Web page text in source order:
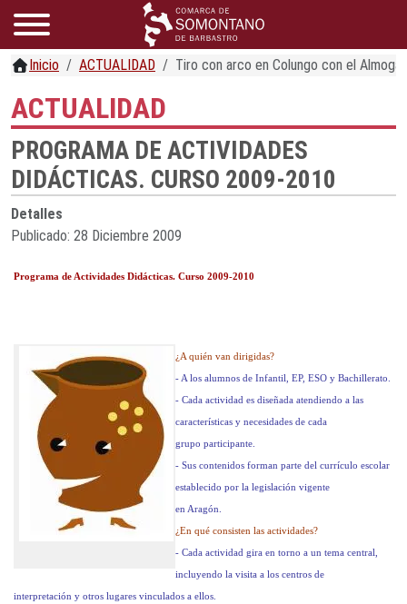
Inicio ACTUALIDAD Tiro con arco en Colungo con el
ACTUALIDAD
PROGRAMA DE ACTIVIDADES
DIDÁCTICAS. CURSO 2009-2010
Detalles
Publicado: 28 Diciembre 2009
Programa de Actividades Didácticas. Curso 2009-2010
¿A quién van dirigidas?
- A los alumnos de Infantil, EP, ESO y Bachillerato.
- Cada actividad es diseñada atendiendo a las
características y necesidades de cada
grupo participante.
- Sus contenidos forman parte del currículo escolar
establecido por la legislación vigente
en Aragón.
¿En qué consisten las actividades?
- Cada actividad gira en torno a un tema central,
incluyendo la visita a los centros de
interpretación y otros lugares vinculados a ellos.